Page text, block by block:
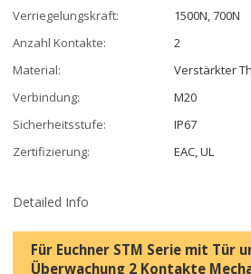
Verriegelungskraft:
1500N, 700N
Anzahl Kontakte:
2
Material:
Verstärkter
Verbindung:
M20
Sicherheitsstufe:
IP67
Zertifizierung:
EAC, UL
Detailed Info
Für Euchner STM Serie mit Tür
Überwachung 2 Kontakte